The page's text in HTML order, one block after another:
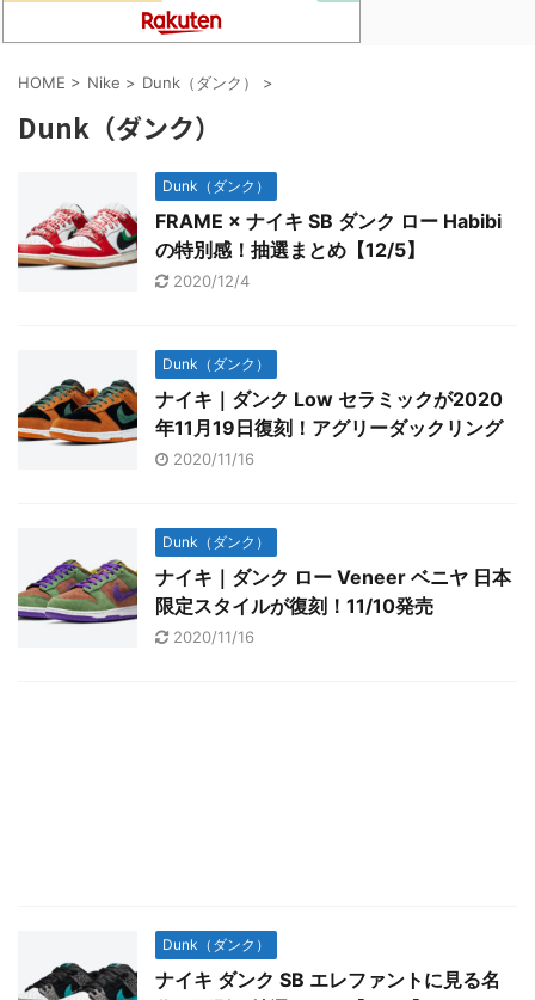
HOME > Nike > Dunk（ダンク） >
Dunk（ダンク）
Dunk（ダンク）
FRAME × ナイキ SB ダンク ロー Habibi
の特別感！抽選まとめ【12/5】
2020/12/4
Dunk（ダンク）
ナイキ｜ダンク Low セラミックが2020
年11月19日復刻！アグリーダックリング
2020/11/16
Dunk（ダンク）
ナイキ｜ダンク ロー Veneer ベニヤ 日本
限定スタイルが復刻！11/10発売
2020/11/16
Dunk（ダンク）
ナイキ ダンク SB エレファントに見る名